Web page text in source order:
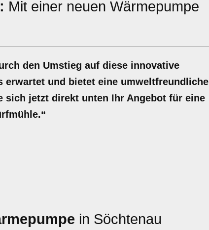
Mit einer neuen Wärmepumpe
den Umstieg auf diese innovative
und bietet eine umweltfreundliche
sich jetzt direkt unten Ihr Angebot für eine
in Söchtenau